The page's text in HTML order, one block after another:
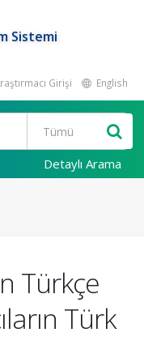
Sistemi
Girişi English
Detaylı Arama
Türkçe
Türk